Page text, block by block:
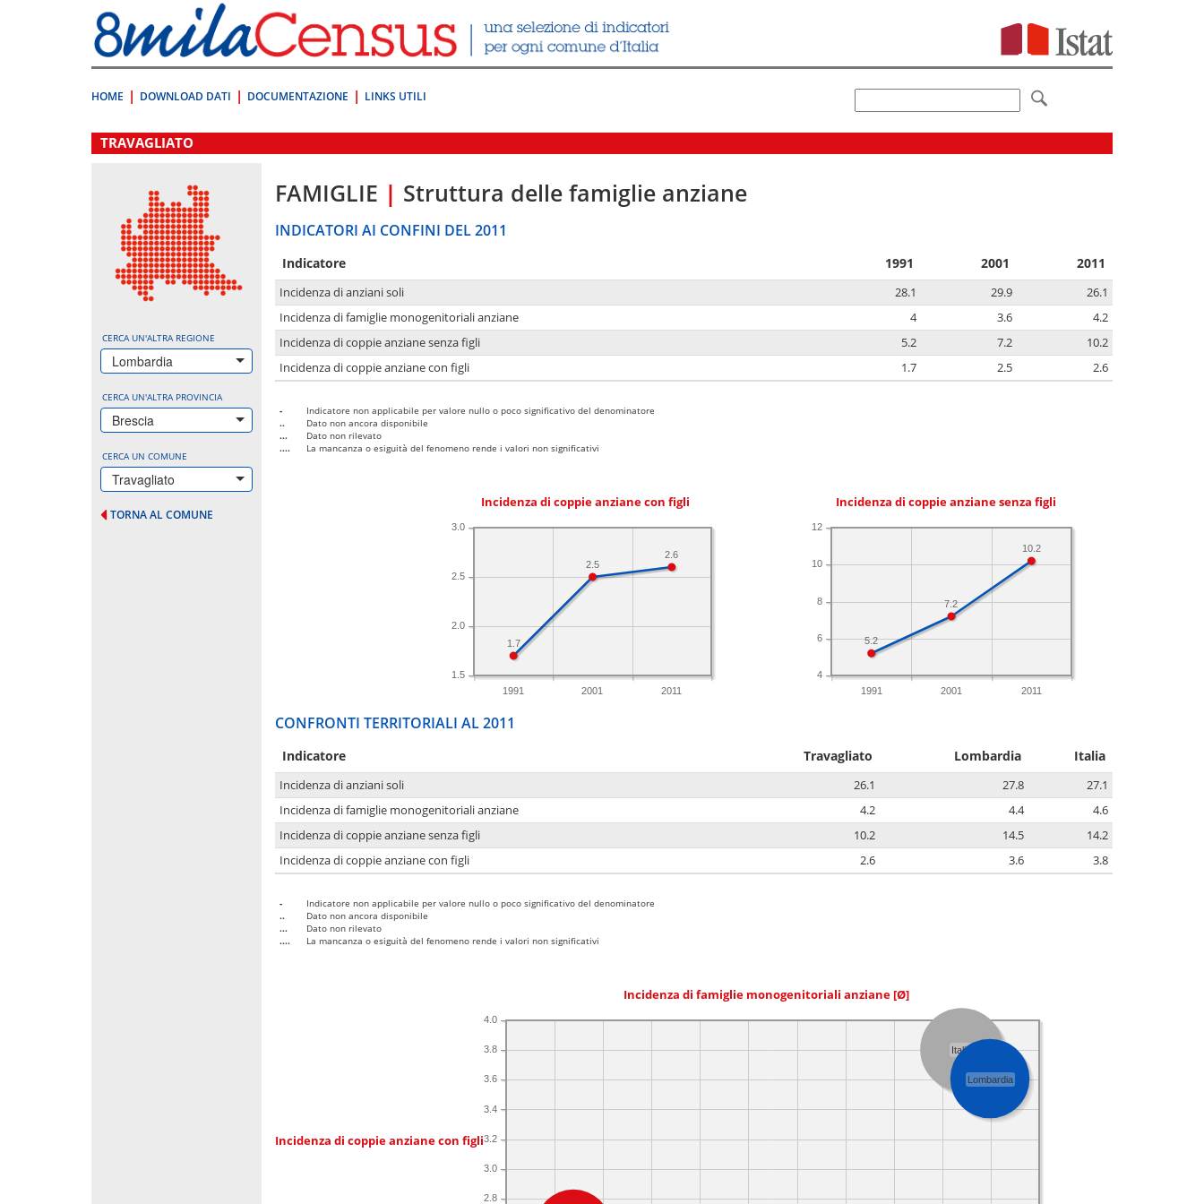
direttamente
a:
Contenuto
HOME DOWNLOAD DATI DOCUMENTAZIONE LINKS UTILI
.
TRAVAGLIATO
CERCA UN'ALTRA REGIONE
Lombardia
CERCA UN'ALTRA PROVINCIA
Brescia
CERCA UN COMUNE
Travagliato
TORNA AL COMUNE
FAMIGLIE | Struttura delle famiglie anziane
INDICATORI AI CONFINI DEL 2011
Indicatore 1991 2001 2011
Incidenza di anziani soli 28.1 29.9
26.1
Incidenza di famiglie monogenitoriali anziane
4 3.6
4.2
Incidenza di coppie anziane senza figli
5.2 7.2
10.2
Incidenza di coppie anziane con figli
1.7 2.5 2.6
-
Indicatore non applicabile per valore nullo o poco significativo del denominatore
..
Dato non ancora disponibile
...
Dato non rilevato
....
La mancanza o esiguità del fenomeno rende i valori non significativi
Incidenza di coppie anziane con figli
1991 2001 2011
1.5
2.0
2.5
3.0
2.6
2.5
1.7
Incidenza di coppie anziane senza figli
1991 2001 2011
4
6
8
10
12
10.2
7.2
5.2
CONFRONTI TERRITORIALI AL 2011
Indicatore Travagliato Lombardia Italia
Incidenza di anziani soli 26.1 27.8
27.1
Incidenza di famiglie monogenitoriali anziane
4.2 4.4
4.6
Incidenza di coppie anziane senza figli
10.2 14.5
14.2
Incidenza di coppie anziane con figli
2.6 3.6 3.8
-
Indicatore non applicabile per valore nullo o poco significativo del denominatore
..
Dato non ancora disponibile
...
Dato non rilevato
....
La mancanza o esiguità del fenomeno rende i valori non significativi
Incidenza di famiglie monogenitoriali anziane [Ø]
Incidenza di coppie anziane con figli
2.8
3.0
3.2
3.4
3.6
3.8
4.0
Italia
Lombardia